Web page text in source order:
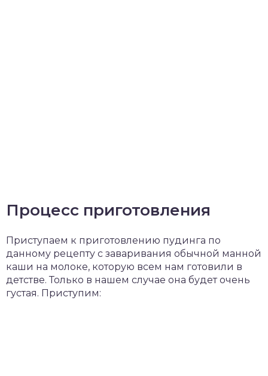
Процесс приготовления
Приступаем к приготовлению пудинга по
данному рецепту с заваривания обычной манной
каши на молоке, которую всем нам готовили в
детстве. Только в нашем случае она будет очень
густая. Приступим: